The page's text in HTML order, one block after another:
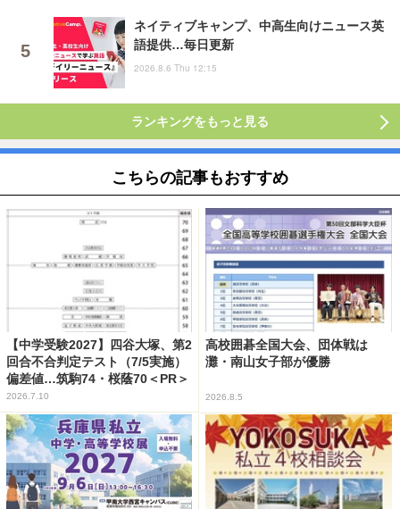
ネイティブキャンプ、中高生向けニュース英
語提供…毎日更新
2026.8.6 Thu 12:15
ランキングをもっと見る
こちらの記事もおすすめ
【中学受験2027】四谷大塚、第2
回合不合判定テスト（7/5実施）
偏差値…筑駒74・桜蔭70＜PR＞
2026.7.10
高校囲碁全国大会、団体戦は
灘・南山女子部が優勝
2026.8.5